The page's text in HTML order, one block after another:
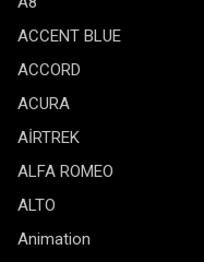
ACCENT BLUE
ACCORD
ACURA
AİRTREK
ALFA ROMEO
ALTO
Animation